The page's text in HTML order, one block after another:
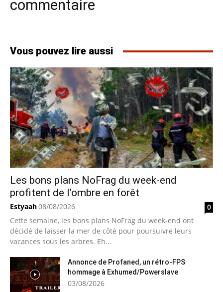
commentaire
Vous pouvez lire aussi
Les bons plans NoFrag du week-end
profitent de l’ombre en forêt
Estyaah08/08/2026
0
Cette semaine, les bons plans NoFrag du week-end ont
décidé de laisser la mer de côté pour poursuivre leurs
vacances sous les arbres. Eh...
Annonce de Profaned, un rétro-FPS
hommage à Exhumed/Powerslave
03/08/2026